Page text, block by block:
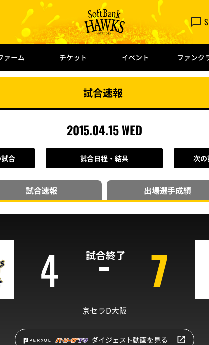
ァーム チケット イベント ファンク
試合速報
2015.04.15 WED
合 試合日程・結果 次の
試合速報 出場選手成績
試合終了
4 7
京セラD大阪
ダイジェスト動画を見る